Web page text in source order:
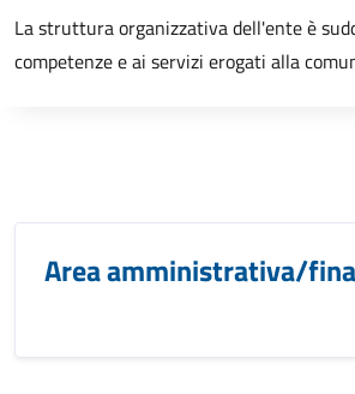
La struttura organizzativa dell'ente è
competenze e ai servizi erogati alla
Area amministrativa/